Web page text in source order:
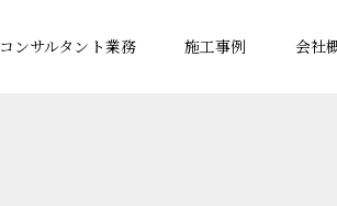
コンサルタント業務 施工事例 会社